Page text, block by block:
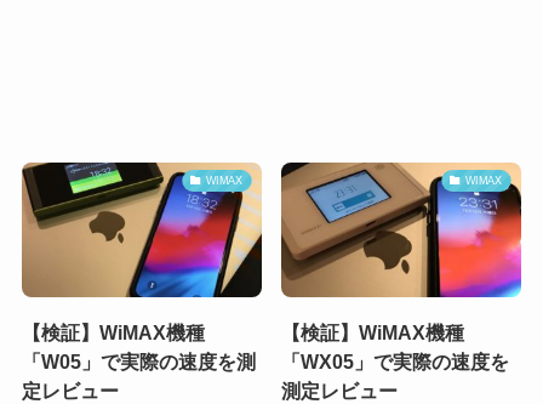
WIMAX
【検証】WiMAX機種
「W05」で実際の速度を測
定レビュー
WIMAX
【検証】WiMAX機種
「WX05」で実際の速度を
測定レビュー